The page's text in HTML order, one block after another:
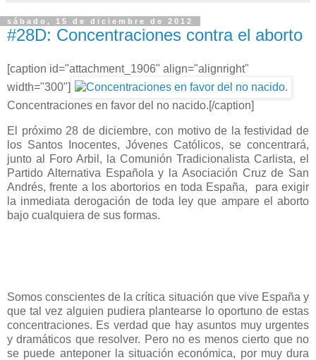
sábado, 15 de diciembre de 2012
#28D: Concentraciones contra el aborto
[caption id="attachment_1906" align="alignright"
width="300"]
Concentraciones en favor del no nacido.[/caption]
El próximo 28 de diciembre, con motivo de la festividad de
los Santos Inocentes, Jóvenes Católicos, se concentrará,
junto al Foro Arbil, la Comunión Tradicionalista Carlista, el
Partido Alternativa Española y la Asociación Cruz de San
Andrés, frente a los abortorios en toda España, para exigir
la inmediata derogación de toda ley que ampare el aborto
bajo cualquiera de sus formas.
Somos conscientes de la crítica situación que vive España y
que tal vez alguien pudiera plantearse lo oportuno de estas
concentraciones. Es verdad que hay asuntos muy urgentes
y dramáticos que resolver. Pero no es menos cierto que no
se puede anteponer la situación económica, por muy dura